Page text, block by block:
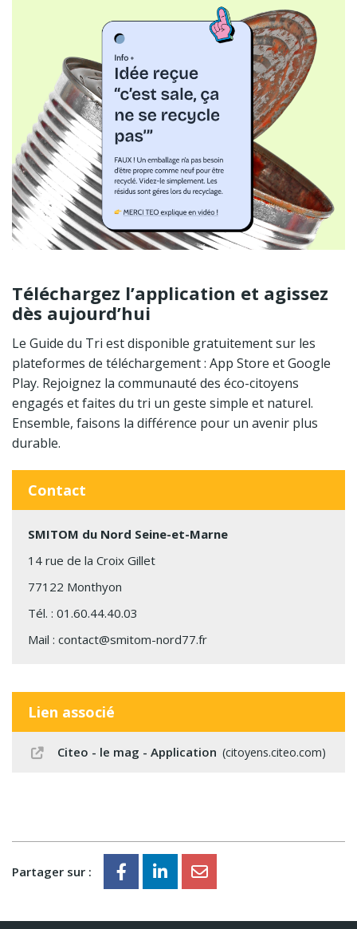
Téléchargez l’application et agissez
dès aujourd’hui
Le Guide du Tri est disponible gratuitement sur les
plateformes de téléchargement : App Store et Google
Play. Rejoignez la communauté des éco-citoyens
engagés et faites du tri un geste simple et naturel.
Ensemble, faisons la différence pour un avenir plus
durable.
Contact
SMITOM du Nord Seine-et-Marne
14 rue de la Croix Gillet
77122 Monthyon
Tél. : 01.60.44.40.03
Mail : contact@smitom-nord77.fr
Lien associé
Citeo - le mag - Application citoyens.citeo.com
Partager sur :